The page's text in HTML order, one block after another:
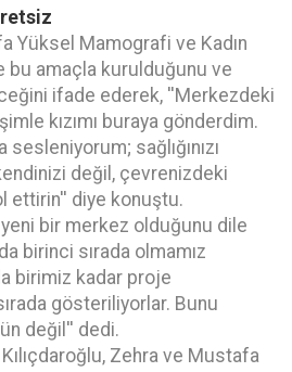
Yüksel Mamografi ve Kadın
bu amaçla kurulduğunu ve
ifade ederek, ''Merkezdeki
kızımı buraya gönderdim.
sesleniyorum; sağlığınızı
değil, çevrenizdeki
ettirin'' diye konuştu.
bir merkez olduğunu dile
birinci sırada olmamız
birimiz kadar proje
gösteriliyorlar. Bunu
değil'' dedi.
Zehra ve Mustafa